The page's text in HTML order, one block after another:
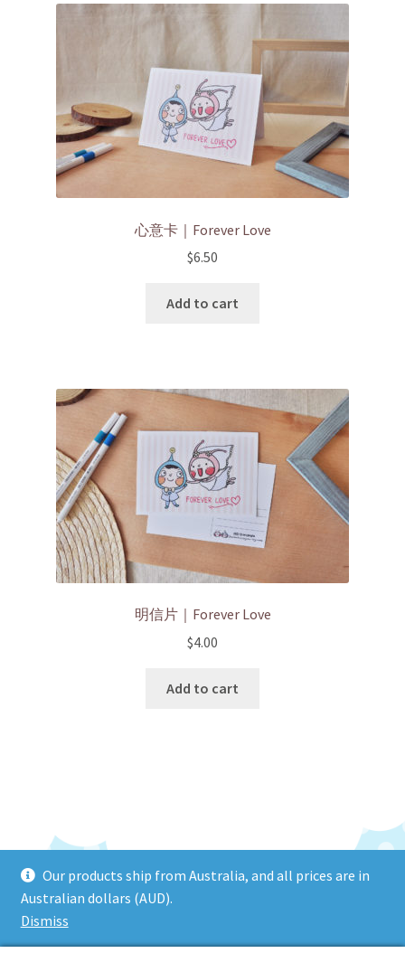
心意卡｜Forever Love
$6.50
Add to cart
明信片｜Forever Love
$4.00
Add to cart
© HEIYINHOHO 2026
Privacy Policy 隱私權政策
Our products ship from Australia, and all prices are in
Australian dollars (AUD).
Dismiss